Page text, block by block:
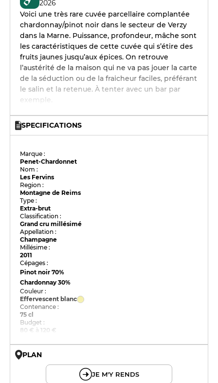
2026
Voici une très rare cuvée parcellaire complantée
chardonnay/pinot noir dans le secteur de Verzy
dans la Marne. Puissance, profondeur, mâche sont
les caractéristiques de cette cuvée qui s’étire des
fruits jaunes jusqu’aux épices. On retrouve
l’austérité de la maison qui ne va pas jouer la carte
de la séduction ou de la fraicheur faciles, préférant
le salin et la retenue. À tenter avec un bar par
exemple.
SPECIFICATIONS
Marque :
Penet-Chardonnet
Nom :
Les Fervins
Region :
Montagne de Reims
Type :
Extra-brut
Classification :
Grand cru millésimé
Appellation :
Champagne
Millésime :
2011
Cépages :
Pinot noir70%
Chardonnay30%
Couleur :
Effervescent blanc
Contenance :
75 cl
Budget :
80 € à 120 €
PLAN
JE M'Y RENDS